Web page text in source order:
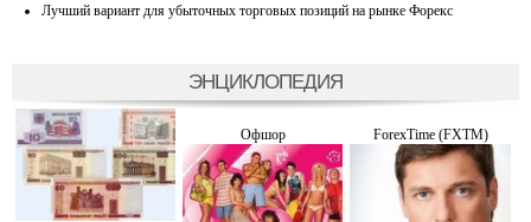
Лучший вариант для убыточных торговых позиций на рынке Форекс
ЭНЦИКЛОПЕДИЯ
Офшор ForexTime (FXTM)